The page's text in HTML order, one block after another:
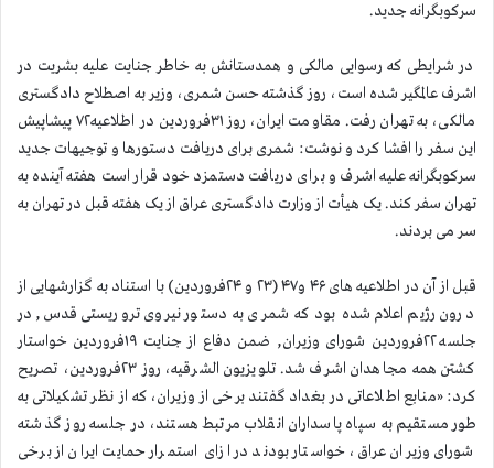
سرکوبگرانه جدید.
در شرایطی که رسوایی مالکی و همدستانش به خاطر جنایت علیه بشریت در
اشرف عالمگیر شده است، روز گذشته حسن شمری، وزیر به اصطلاح دادگستری
مالکی، به تهران رفت. مقاومت ایران، روز ۳۱فروردین در اطلاعیه۷۲ پیشاپیش
این سفر را افشا کرد و نوشت: شمری برای دریافت دستورها و توجیهات جدید
سرکوبگرانه علیه اشرف و برای دریافت دستمزد خود قرار است هفته آینده به
تهران سفر کند. یک هیأت از وزارت دادگستری عراق از یک هفته قبل در تهران به
سر می بردند.
قبل از آن در اطلاعیه های ۴۶ و۴۷ (۲۳ و ۲۴فروردین) با استناد به گزارشهایی از
درون رژیم اعلام شده بود که شمری به دستور نیروی تروریستی قدس, در
جلسه ۲۲فروردین شورای وزیران, ضمن دفاع از جنایت ۱۹فروردین خواستار
کشتن همه مجاهدان اشرف شد. تلویزیون الشرقیه، روز ۲۳فروردین، تصریح
کرد: «منابع اطلاعاتی در بغداد گفتند برخی از وزیران، که از نظر تشکیلاتی به
طور مستقیم به سپاه پاسداران انقلاب مرتبط هستند، در جلسه روز گذشته
شورای وزیران عراق، خواستار بودند در ازای استمرار حمایت ایران از برخی